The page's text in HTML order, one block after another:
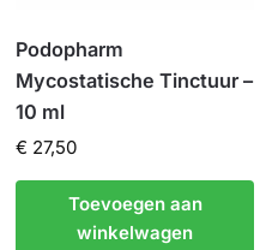
Podopharm
Mycostatische Tinctuur –
10 ml
€ 27,50
Toevoegen aan
winkelwagen